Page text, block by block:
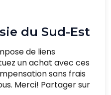
du Sud-Est
de liens
un achat avec ces
sans frais
Merci! Partager sur